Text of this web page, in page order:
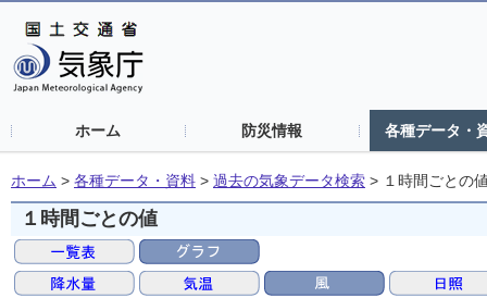
ホーム 防災情報 各種データ・
ホーム > 各種データ・資料 > 過去の気象データ検索 > １時間ごとの
１時間ごとの値